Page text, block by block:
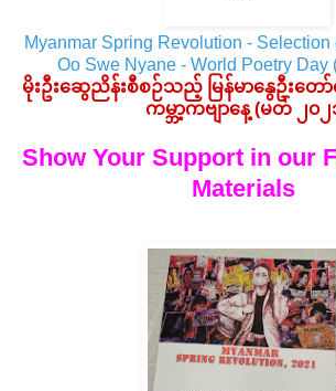
Myanmar Spring Revolution - Selection
Oo Swe Nyane - World Poetry Day
မိုးဦးဆွေညိန်းစီစဉ်သည့် မြန်မာနွေဦးတော်လှ
ကမ္ဘာ့ကဗျာနေ့ (မတ် ၂၀၂
Show Your Support in our
Materials